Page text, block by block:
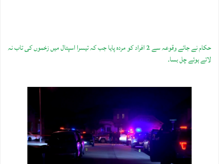
حکام نے جائے وقوعہ سے 2 افراد کو مردہ پایا جب کہ تیسرا اسپتال میں زخموں کی تاب نہ
لاتے ہوئے چل بسا۔